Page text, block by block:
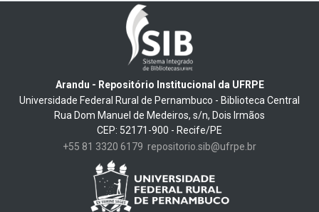
Arandu - Repositório Institucional da UFRPE
Universidade Federal Rural de Pernambuco - Biblioteca Central
Rua Dom Manuel de Medeiros, s/n, Dois Irmãos
CEP: 52171-900 - Recife/PE
+55 81 3320 6179 repositorio.sib@ufrpe.br